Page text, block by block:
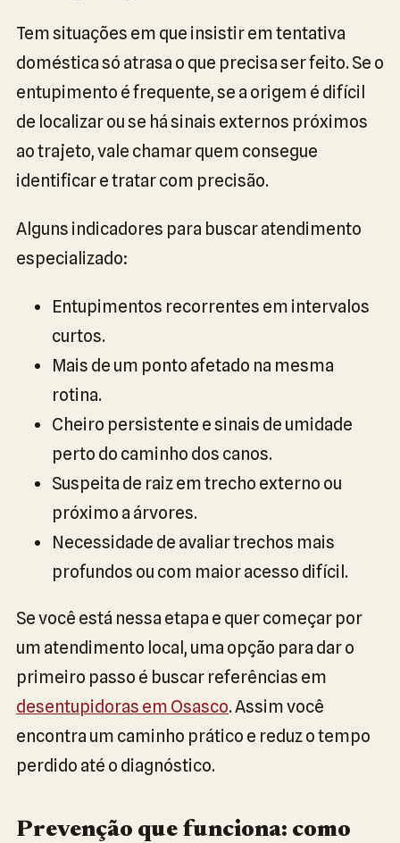
Tem situações em que insistir em tentativa
doméstica só atrasa o que precisa ser feito. Se o
entupimento é frequente, se a origem é difícil
de localizar ou se há sinais externos próximos
ao trajeto, vale chamar quem consegue
identificar e tratar com precisão.
Alguns indicadores para buscar atendimento
especializado:
Entupimentos recorrentes em intervalos
curtos.
Mais de um ponto afetado na mesma
rotina.
Cheiro persistente e sinais de umidade
perto do caminho dos canos.
Suspeita de raiz em trecho externo ou
próximo a árvores.
Necessidade de avaliar trechos mais
profundos ou com maior acesso difícil.
Se você está nessa etapa e quer começar por
um atendimento local, uma opção para dar o
primeiro passo é buscar referências em
desentupidoras em Osasco. Assim você
encontra um caminho prático e reduz o tempo
perdido até o diagnóstico.
Prevenção que funciona: como